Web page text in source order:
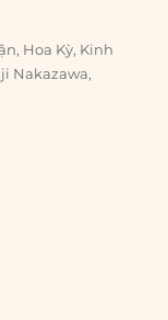
, Hoa Kỳ, Kinh
Nakazawa,